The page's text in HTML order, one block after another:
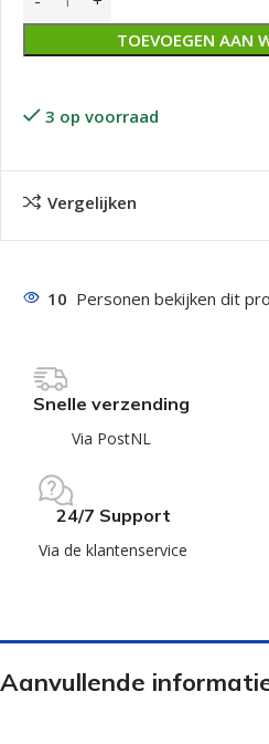
TOEVOEGEN AAN
3 op voorraad
Vergelijken
10 Personen bekijken dit
Snelle verzending
Via PostNL
24/7 Support
Via de klantenservice
Aanvullende